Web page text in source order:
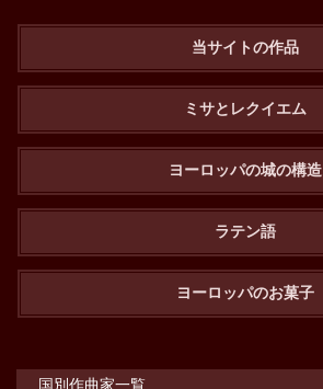
当サイトの作品
ミサとレクイエム
ヨーロッパの城の構造
ラテン語
ヨーロッパのお菓子
国別作曲家一覧